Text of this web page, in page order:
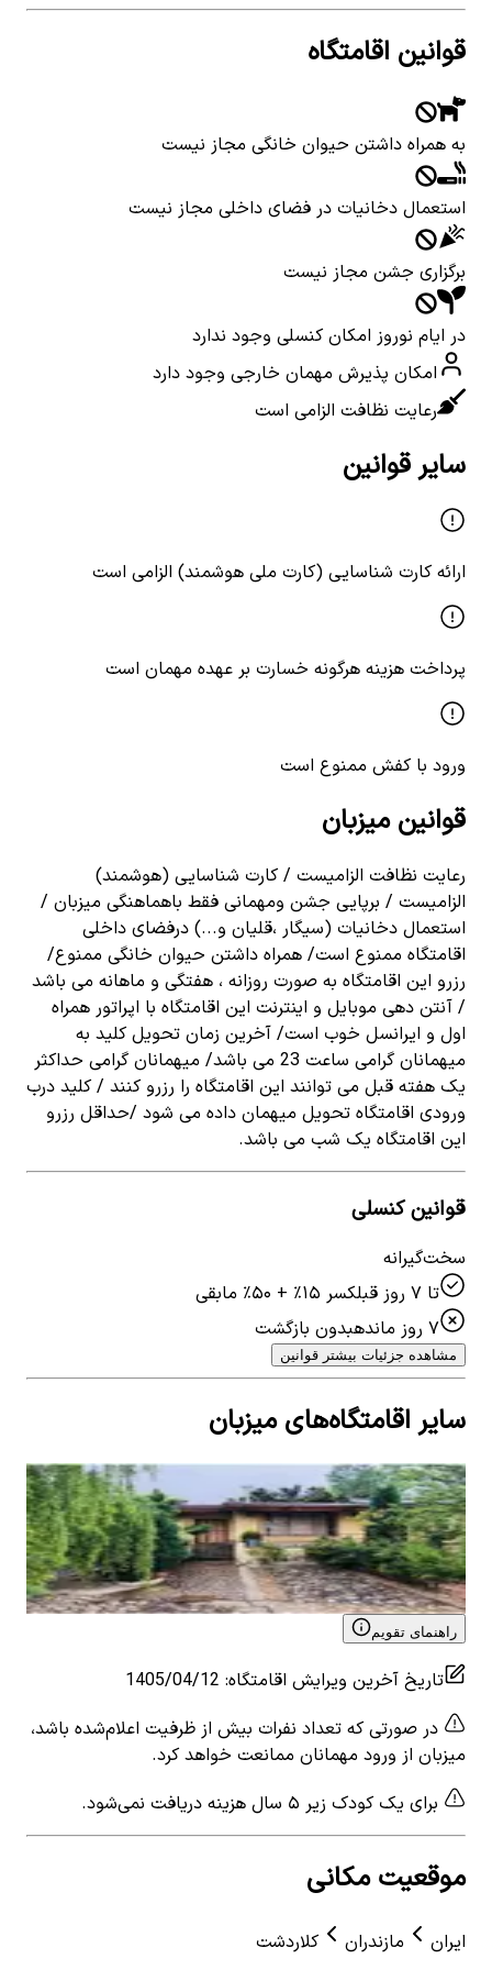
قوانین اقامتگاه
به همراه داشتن حیوان خانگی مجاز نیست
استعمال دخانیات در فضای داخلی مجاز نیست
برگزاری جشن مجاز نیست
در ایام نوروز امکان کنسلی وجود ندارد
امکان پذیرش مهمان خارجی وجود دارد
رعایت نظافت الزامی است
سایر قوانین
ارائه کارت شناسایی (کارت ملی هوشمند) الزامی است
پرداخت هزینه هرگونه خسارت بر عهده مهمان است
ورود با کفش ممنوع است
قوانین میزبان
رعایت نظافت الزامیست / کارت شناسایی (هوشمند)
الزامیست / برپایی جشن ومهمانی فقط باهماهنگی میزبان /
استعمال دخانیات (سیگار ،قلیان و...) درفضای داخلی
اقامتگاه ممنوع است/ همراه داشتن حیوان خانگی ممنوع/
رزرو این اقامتگاه به صورت روزانه ، هفتگی و ماهانه می باشد
/ آنتن دهی موبایل و اینترنت این اقامتگاه با اپراتور همراه
اول و ایرانسل خوب است/ آخرین زمان تحویل کلید به
میهمانان گرامی ساعت 23 می باشد/ میهمانان گرامی حداکثر
یک هفته قبل می توانند این اقامتگاه را رزرو کنند / کلید درب
ورودی اقامتگاه تحویل میهمان داده می شود /حداقل رزرو
این اقامتگاه یک شب می باشد.
قوانین کنسلی
سخت‌گیرانه
تا ۷ روز قبل
کسر ۱۵٪ + ۵۰٪ مابقی
۷ روز مانده
بدون بازگشت
مشاهده جزئیات بیشتر قوانین
سایر اقامتگاه‌های میزبان
اجاره منزل ویلایی در کردیچال کلاردشت
3 اتاق خواب6 نفر 4.63
۱٬۷۷۰٬۰۰۰تومان
View details for اجاره منزل ویلایی در کردیچال کلاردشت
راهنمای تقویم
تاریخ آخرین ویرایش اقامتگاه:
1405/04/12
در صورتی که تعداد نفرات بیش از ظرفیت اعلام‌شده باشد،
میزبان از ورود مهمانان ممانعت خواهد کرد.
برای یک کودک زیر ۵ سال هزینه دریافت نمی‌شود.
موقعیت مکانی
ایران مازندران
کلاردشت